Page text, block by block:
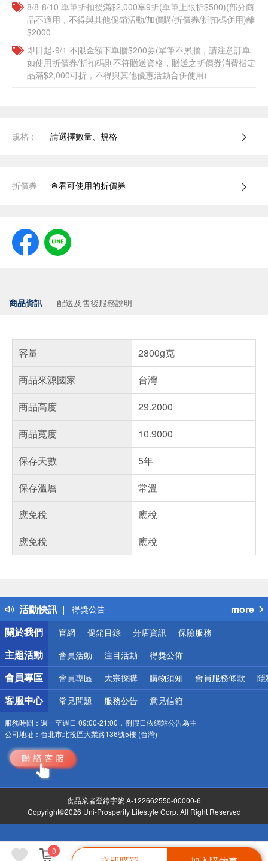
8/8-8/10 單筆折扣後滿$2,000享9折(單筆上限折$500)(部分商
品不適用，不得與其他促銷活動/加價購/折價券/折扣碼併用)離
$2000
即日起-9/1 不限金額下單贈$200券(單筆不累贈，請注意訂單
如使用折價券/折扣碼則不符贈送資格，贈送之折價券消費指定
品滿$2,000可折，不得與其他優惠活動合併使用)
0
規格： 請選擇數量、規格
折價券 查看可使用的折價券
商品資訊 配送及售後服務說明
容量
2800g克
商品來源國家
台灣
商品高度
29.2000
商品寬度
10.9000
保存天數
5年
保存溫層
常溫
應免稅
應稅
應免稅
應稅
活動快訊
熱門話題
銀行優惠
偏遠地區配送
詐騙網頁！請小心！
more
關於我們
官網 促銷目錄 分店資訊 保險服務
主題活動 會員活動 注目活動 得獎公佈
會員專區 會員專區 大宗採購 購物須知 會員服務條款 隱
客服中心 常見問題 服務公告 意見信箱
服務時間： 週一至週日 09:00-21:00，例假日依網站公告為主
公司地址： 台北市北投區大業路136號5樓 (台灣)
食品業者登錄字號 A-122662550-00000-6
Copyright©2026 Uni-Prosperity Lifestyle Corp. All Right Reserved